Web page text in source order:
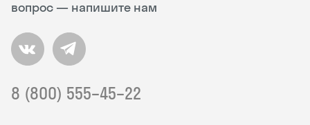
вопрос — напишите нам
8 (800) 555–45–22